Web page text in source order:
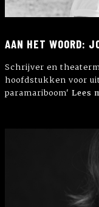
AAN HET WOORD:
Schrijver en
hoofdstukken voor
paramariboom' Lees